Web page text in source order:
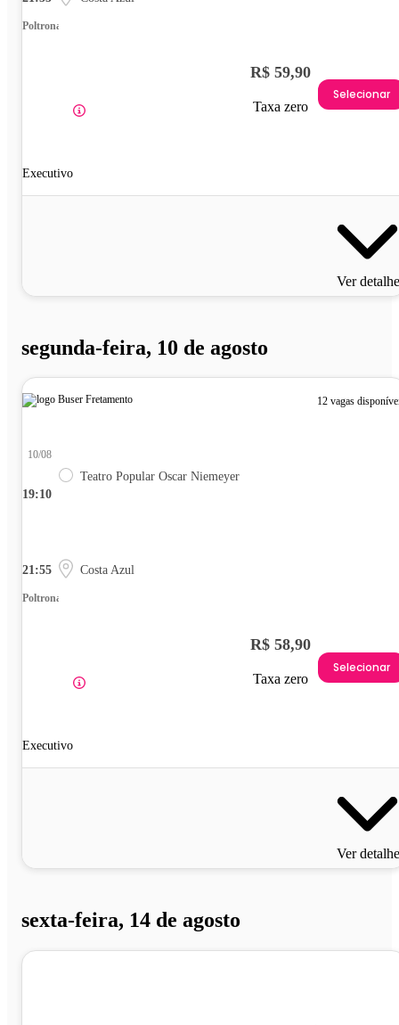
Poltrona
Executivo
R$ 59,90
Taxa zero
Selecionar
Ver
segunda-feira, 10 de agosto
12 vagas
19:10
10/08
Teatro Popular Oscar Niemeyer
21:55 Costa Azul
Poltrona
Executivo
R$ 58,90
Taxa zero
Selecionar
Ver
sexta-feira, 14 de agosto